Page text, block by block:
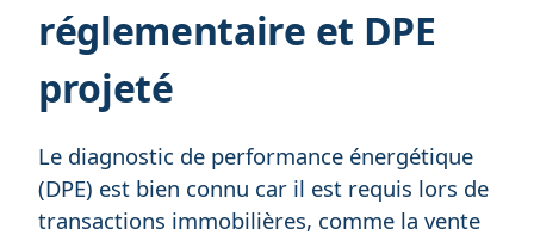
réglementaire et DPE
projeté
Le diagnostic de performance énergétique
(DPE) est bien connu car il est requis lors de
transactions immobilières, comme la vente